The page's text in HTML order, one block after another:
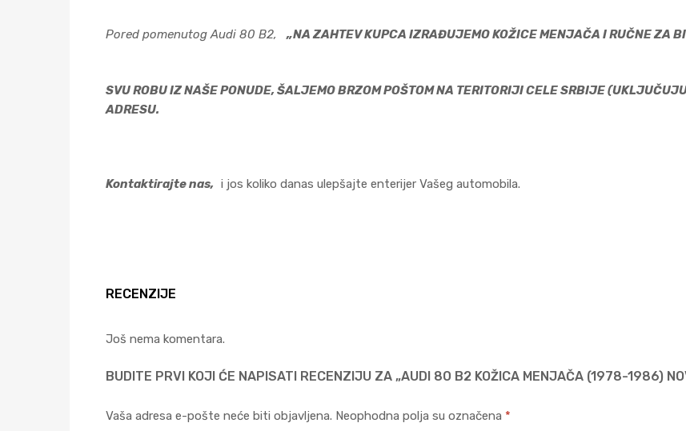
Pored pomenutog Audi 80 B2, „NA ZAHTEV KUPCA IZRAĐUJEMO KOŽICE MENJAČA I RUČNE ZA
SVU ROBU IZ NAŠE PONUDE, ŠALJEMO BRZOM POŠTOM NA TERITORIJI CELE SRBIJE
ADRESU.
Kontaktirajte nas, i jos koliko danas ulepšajte enterijer Vašeg automobila.
RECENZIJE
Još nema komentara.
BUDITE PRVI KOJI ĆE NAPISATI RECENZIJU ZA „AUDI 80 B2 KOŽICA MENJAČA (1978-1986)
Vaša adresa e-pošte neće biti objavljena. Neophodna polja su označena *